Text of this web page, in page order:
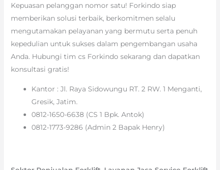
Kepuasan pelanggan nomor satu! Forkindo siap
memberikan solusi terbaik, berkomitmen selalu
mengutamakan pelayanan yang bermutu serta penuh
kepedulian untuk sukses dalam pengembangan usaha
Anda. Hubungi tim cs Forkindo sekarang dan dapatkan
konsultasi gratis!
Kantor : Jl. Raya Sidowungu RT. 2 RW. 1 Menganti,
Gresik, Jatim.
0812-1650-6638 (CS 1 Bpk. Antok)
0812-1773-9286 (Admin 2 Bapak Henry)